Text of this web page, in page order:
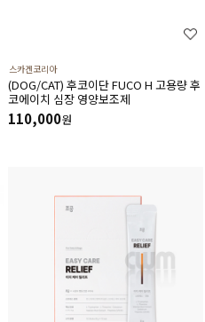
스카겐코리아
(DOG/CAT) 후코이단 FUCO H 고용량 후
코에이치 심장 영양보조제
110,000원